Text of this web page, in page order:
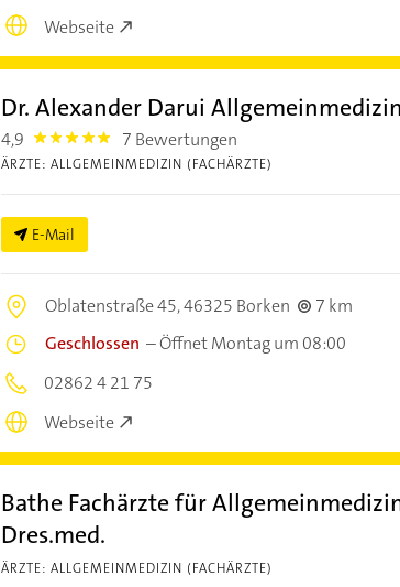
Webseite
Dr. Alexander Darui Allgemeinmedizin
4,9 4.9 7 Bewertungen
ÄRZTE: ALLGEMEINMEDIZIN (FACHÄRZTE)
E-Mail
Oblatenstraße 45,46325 Borken
7 km
Geschlossen –Öffnet Montag um 08:00
02862 4 21 75
Webseite
Bathe Fachärzte für
Dres.med.
ÄRZTE: ALLGEMEINMEDIZIN (FACHÄRZTE)